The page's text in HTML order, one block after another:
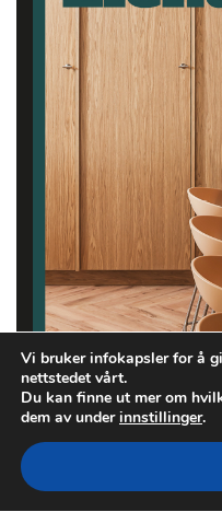
Vi bruker infokapsler for å
nettstedet vårt.
Du kan finne ut mer om
dem av underinnstillinger.